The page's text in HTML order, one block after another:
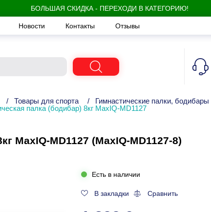
БОЛЬШАЯ СКИДКА - ПЕРЕХОДИ В КАТЕГОРИЮ!
Новости Контакты Отзывы
/ Товары для спорта / Гимнастические палки, бодибары
палка (бодибар) 8кг MaxIQ-MD1127
MaxIQ-MD1127 (MaxIQ-MD1127-8)
Есть в наличии
В закладки Сравнить